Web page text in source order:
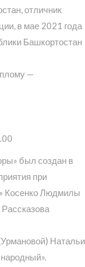
отличник
в мае 2021 года
Башкортостан
—
был создан в
при
Косенко Людмилы
Натальи